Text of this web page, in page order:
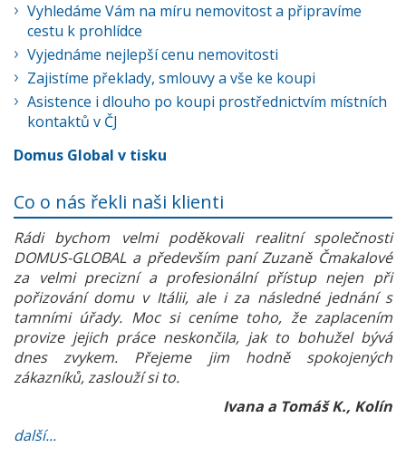
Vyhledáme Vám na míru nemovitost a připravíme
cestu k prohlídce
Vyjednáme nejlepší cenu nemovitosti
Zajistíme překlady, smlouvy a vše ke koupi
Asistence i dlouho po koupi prostřednictvím místních
kontaktů v ČJ
Domus Global v tisku
Co o nás řekli naši klienti
Rádi bychom velmi poděkovali realitní společnosti
DOMUS-GLOBAL a především paní Zuzaně Čmakalové
za velmi precizní a profesionální přístup nejen při
pořizování domu v Itálii, ale i za následné jednání s
tamními úřady. Moc si ceníme toho, že zaplacením
provize jejich práce neskončila, jak to bohužel bývá
dnes zvykem. Přejeme jim hodně spokojených
zákazníků, zaslouží si to.
Ivana a Tomáš K., Kolín
další...